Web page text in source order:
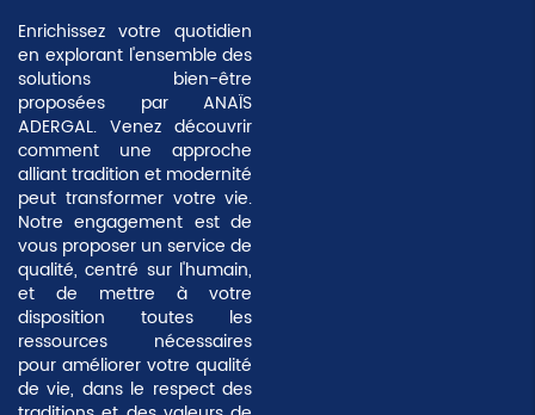
Enrichissez votre quotidien
en explorant l'ensemble des
solutions bien-être
proposées par ANAÏS
ADERGAL. Venez découvrir
comment une approche
alliant tradition et modernité
peut transformer votre vie.
Notre engagement est de
vous proposer un service de
qualité, centré sur l'humain,
et de mettre à votre
disposition toutes les
ressources nécessaires
pour améliorer votre qualité
de vie, dans le respect des